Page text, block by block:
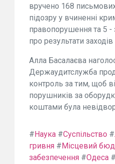
вручено 168
підозру у вчиненні
правопорушення та 5 -
про результати
Алла Басалаєва
Держаудитслужба
контроль за тим, щоб
порушників за
коштами була
# Наука #Суспільство #
гривня # Місцевий
забезпечення #Одеса #